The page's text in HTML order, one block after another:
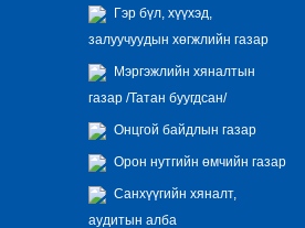
Гэр бүл, хүүхэд,
залуучуудын хөгжлийн газар
Мэргэжлийн хяналтын
газар /Татан буугдсан/
Онцгой байдлын газар
Орон нутгийн өмчийн газар
Санхүүгийн хяналт,
аудитын алба